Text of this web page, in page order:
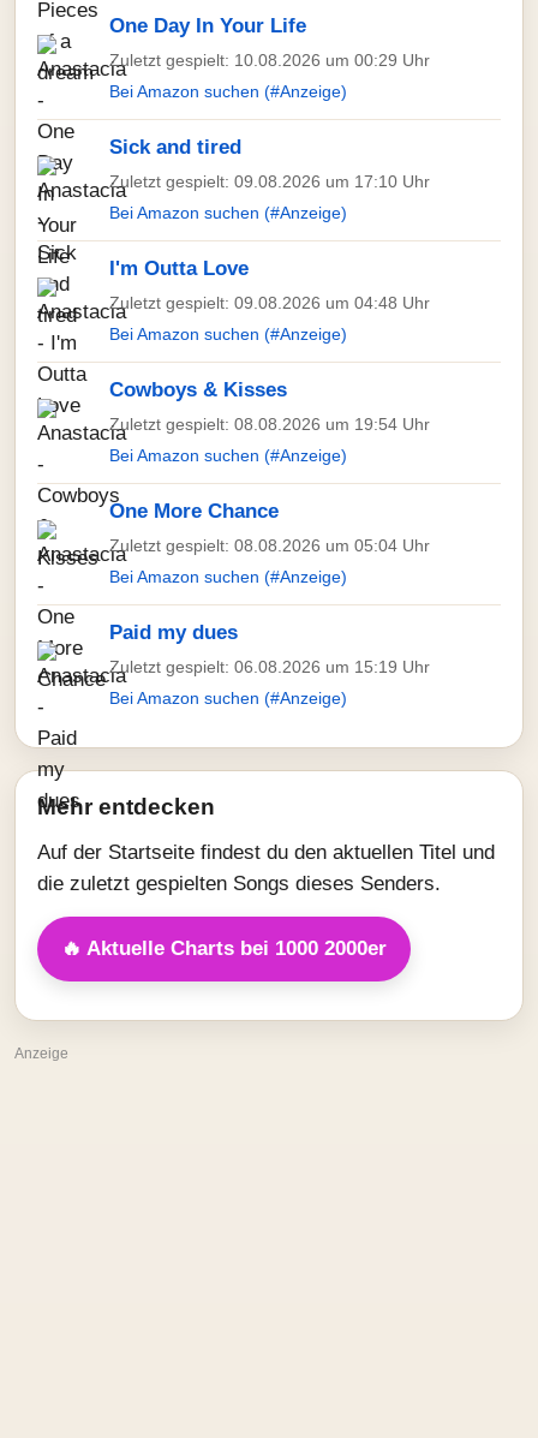
One Day In Your Life
Zuletzt gespielt: 10.08.2026 um 00:29 Uhr
Bei Amazon suchen (#Anzeige)
Sick and tired
Zuletzt gespielt: 09.08.2026 um 17:10 Uhr
Bei Amazon suchen (#Anzeige)
I'm Outta Love
Zuletzt gespielt: 09.08.2026 um 04:48 Uhr
Bei Amazon suchen (#Anzeige)
Cowboys & Kisses
Zuletzt gespielt: 08.08.2026 um 19:54 Uhr
Bei Amazon suchen (#Anzeige)
One More Chance
Zuletzt gespielt: 08.08.2026 um 05:04 Uhr
Bei Amazon suchen (#Anzeige)
Paid my dues
Zuletzt gespielt: 06.08.2026 um 15:19 Uhr
Bei Amazon suchen (#Anzeige)
Mehr entdecken
Auf der Startseite findest du den aktuellen Titel und
die zuletzt gespielten Songs dieses Senders.
🔥 Aktuelle Charts bei 1000 2000er
Anzeige